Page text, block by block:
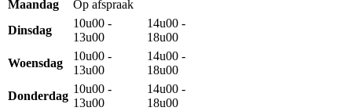
Maandag
Op afspraak
Dinsdag
10u00 -
13u00
14u00 -
18u00
Woensdag
10u00 -
13u00
14u00 -
18u00
Donderdag
10u00 -
13u00
14u00 -
18u00